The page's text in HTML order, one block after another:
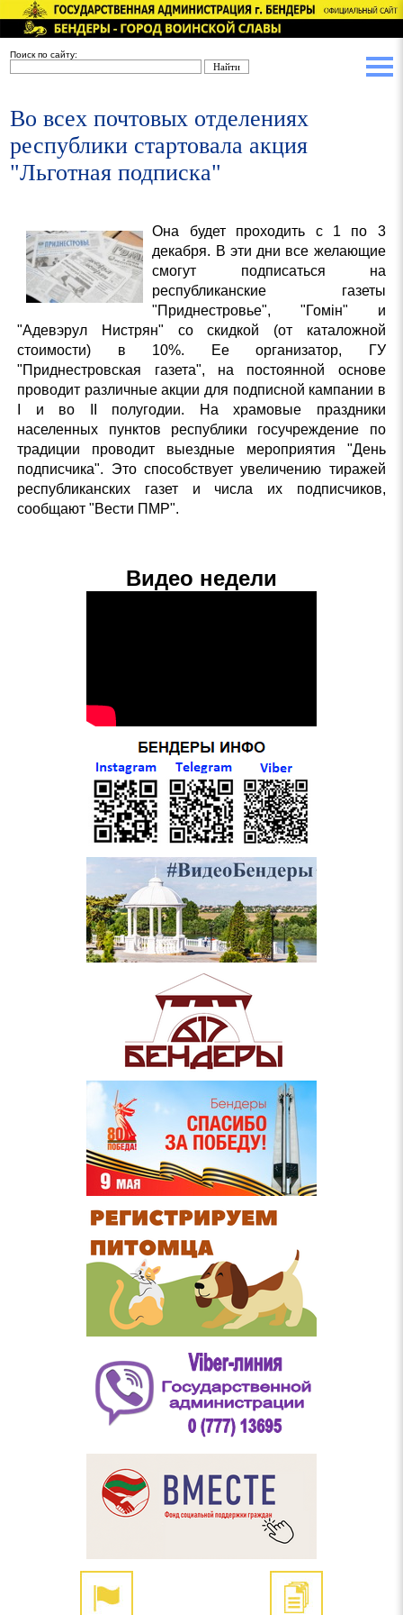
Поиск по сайту:
Во всех почтовых отделениях
республики стартовала акция
"Льготная подписка"
Она будет проходить с 1 по 3
декабря. В эти дни все желающие
смогут подписаться на
республиканские газеты
"Приднестровье", "Гомiн" и
"Адевэрул Нистрян" со скидкой (от каталожной
стоимости) в 10%. Ее организатор, ГУ
"Приднестровская газета", на постоянной основе
проводит различные акции для подписной кампании в
I и во II полугодии. На храмовые праздники
населенных пунктов республики госучреждение по
традиции проводит выездные мероприятия "День
подписчика". Это способствует увеличению тиражей
республиканских газет и числа их подписчиков,
сообщают "Вести ПМР".
Видео недели